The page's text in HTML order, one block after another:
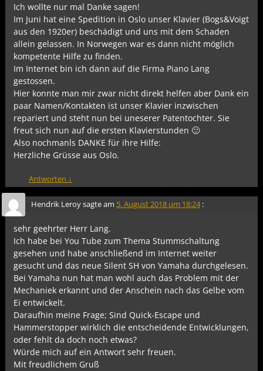
Ich wollte nur mal Danke sagen!
Im Juni hat eine Spedition in Oslo unser Klavier (Bogs&Voigt
aus den 1920er) beschädigt und uns mit dem Schaden
allein gelassen. In Norwegen war es dann nicht möglich
kompetente Hilfe zu finden.
Im Internet bin ich dann auf die Firma Piano Lang
gestossen.
Hier konnte man mir zwar nicht direkt helfen aber Dank ein
paar Namen/Kontakten ist unser Klavier inzwischen
repariert und steht nun bei uneserer Patentochter. Sie
freut sich nun auf die ersten Klavierstunden 🙂
Also nochmanls DANKE für ihre Hilfe:
Herzliche Grüsse aus Oslo.
Antworten ↓
Hendrik Leroysagte am 5. August 2018 um 18:24 :
sehr geehrter Herr Lang.
Ich habe bei You Tube zum Thema Stummschaltung
gesehen und habe anschließend im Internet weiter
gesucht und das neue Silent SH von Yamaha durchgelesen.
Bei Yamaha nun hat man wohl auch das Problem mit der
Mechaniek erkannt und der Anschein nach das Gelbe vom
Ei entwickelt.
Daraufhin meine Frage; Sind Quick-Escape und
Hammerstopper wirklich die entscheidende Entwicklungen,
oder fehlt da doch noch etwas?
Würde mich auf ein Antwort sehr freuen.
Mit freudlichem Gruß